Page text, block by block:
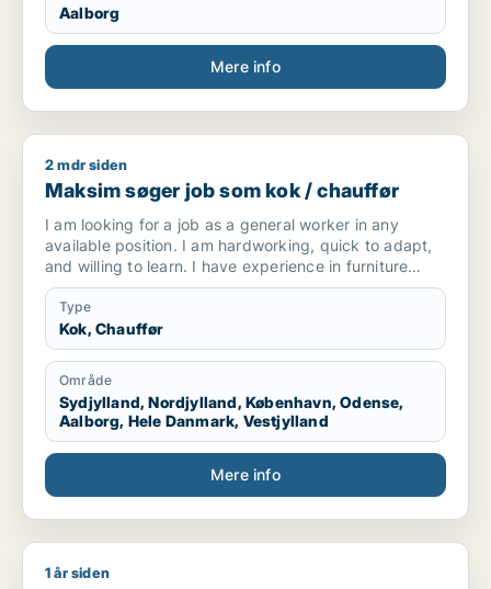
Aalborg
Mere info
Maksim søger job som kok / chauffør
2 mdr siden
Maksim søger job som kok / chauffør
I am looking for a job as a general worker in any
available position. I am hardworking, quick to adapt,
and willing to learn. I have experience in furniture
making and upholstery, but I am open to any kind of
work opportunity.
Type
Kok, Chauffør
Område
Sydjylland, Nordjylland, København, Odense,
Aalborg, Hele Danmark, Vestjylland
Mere info
Fatemaadamjee33@gmail.com søger job som kok /
1 år siden